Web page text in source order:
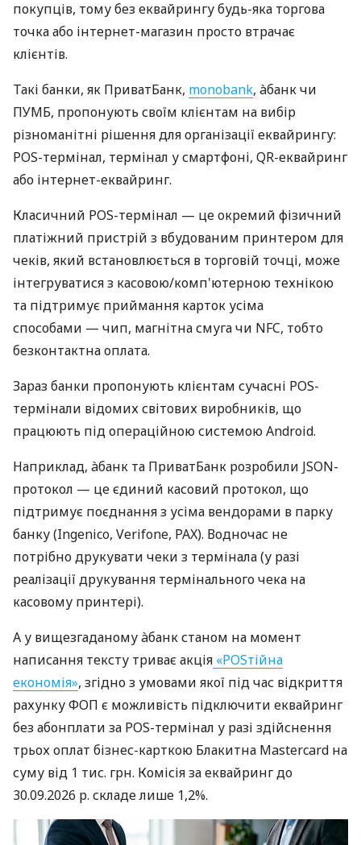
покупців, тому без еквайрингу будь-яка торгова
точка або інтернет-магазин просто втрачає
клієнтів.
Такі банки, як ПриватБанк, monobank, àбанк чи
ПУМБ, пропонують своїм клієнтам на вибір
різноманітні рішення для організації еквайрингу:
POS-термінал, термінал у смартфоні, QR-еквайринг
або інтернет-еквайринг.
Класичний POS-термінал — це окремий фізичний
платіжний пристрій з вбудованим принтером для
чеків, який встановлюється в торговій точці, може
інтегруватися з касовою/комп'ютерною технікою
та підтримує приймання карток усіма
способами — чип, магнітна смуга чи NFC, тобто
безконтактна оплата.
Зараз банки пропонують клієнтам сучасні POS-
термінали відомих світових виробників, що
працюють під операційною системою Android.
Наприклад, àбанк та ПриватБанк розробили JSON-
протокол — це єдиний касовий протокол, що
підтримує поєднання з усіма вендорами в парку
банку (Ingenico, Verifone, PAX). Водночас не
потрібно друкувати чеки з термінала (у разі
реалізації друкування термінального чека на
касовому принтері).
А у вищезгаданому àбанк станом на момент
написання тексту триває акція «POSтійна
економія», згідно з умовами якої під час відкриття
рахунку ФОП є можливість підключити еквайринг
без абонплати за POS-термінал у разі здійснення
трьох оплат бізнес-карткою Блакитна Mastercard на
суму від 1 тис. грн. Комісія за еквайринг до
30.09.2026 р. складе лише 1,2%.